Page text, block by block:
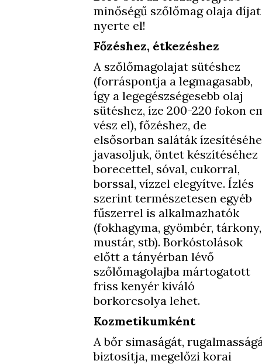
minőségű szőlőmag olaja díjat
nyerte el!
Főzéshez, étkezéshez
A szőlőmagolajat sütéshez
(forráspontja a legmagasabb,
így a legegészségesebb olaj
sütéshez, íze 200-220 fokon
vész el), főzéshez, de
elsősorban saláták
javasoljuk, öntet készítéséhez
borecettel, sóval, cukorral,
borssal, vízzel elegyítve. Ízlés
szerint természetesen egyéb
fűszerrel is alkalmazhatók
(fokhagyma, gyömbér, tárkony,
mustár, stb). Borkóstolások
előtt a tányérban lévő
szőlőmagolajba mártogatott
friss kenyér kiváló
borkorcsolya lehet.
Kozmetikumként
A bőr simaságát,
biztosítja, megelőzi korai